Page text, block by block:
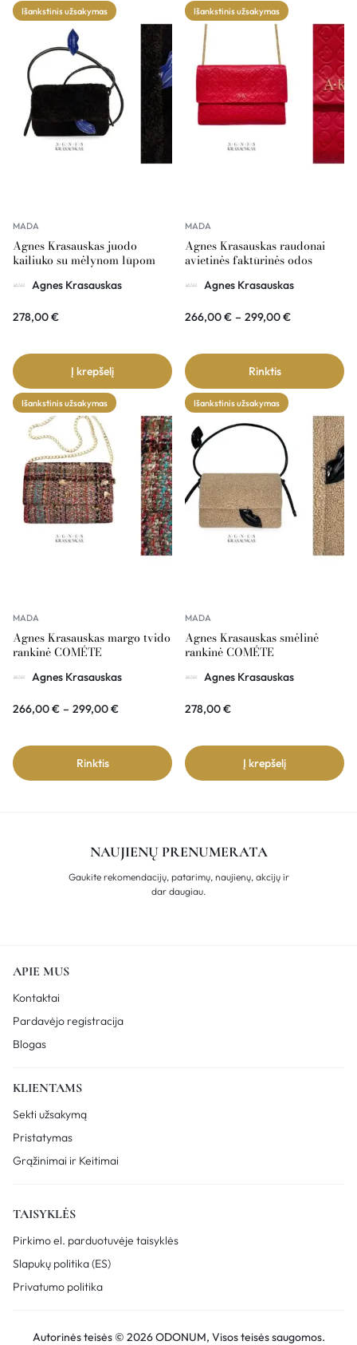
Išankstinis užsakymas
MADA
Agnes Krasauskas juodo
kailiuko su mėlynom lūpom
Agnes Krasauskas
278,00€
Į krepšelį
Išankstinis užsakymas
MADA
Agnes Krasauskas raudonai
avietinės faktūrinės odos
Agnes Krasauskas
266,00€ – 299,00€
Rinktis
Išankstinis užsakymas
MADA
Agnes Krasauskas margo tvido
rankinė COMÉTE
Agnes Krasauskas
266,00€ – 299,00€
Rinktis
Išankstinis užsakymas
MADA
Agnes Krasauskas smėlinė
rankinė COMÉTE
Agnes Krasauskas
278,00€
Į krepšelį
NAUJIENŲ PRENUMERATA
Gaukite rekomendacijų, patarimų, naujienų, akcijų ir
dar daugiau.
APIE MUS
Kontaktai
Pardavėjo registracija
Blogas
KLIENTAMS
Sekti užsakymą
Pristatymas
Grąžinimai ir Keitimai
TAISYKLĖS
Pirkimo el. parduotuvėje taisyklės
Slapukų politika (ES)
Privatumo politika
Autorinės teisės © 2026 ODONUM, Visos teisės saugomos.